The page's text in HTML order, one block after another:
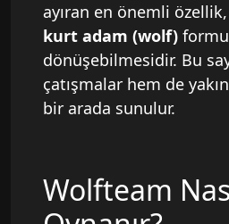
ayıran en önemli
kurt adam (wolf)
dönüşebilmesidir. Bu
çatışmalar hem de
bir arada sunulur.
Wolfteam